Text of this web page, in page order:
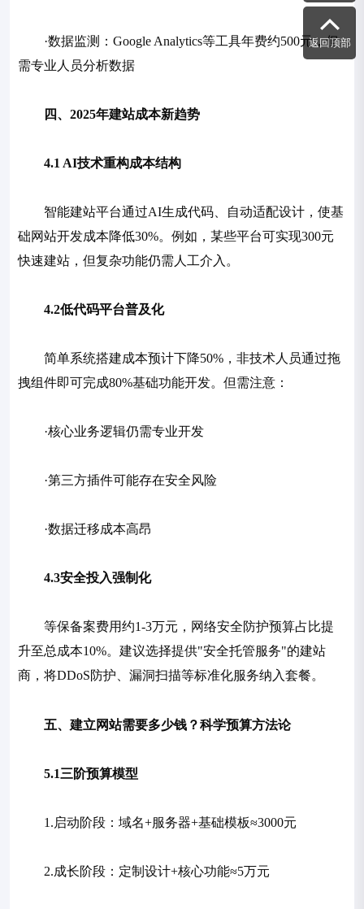
·数据监测：Google Analytics等工具年费约500元，但
需专业人员分析数据
四、2025年建站成本新趋势
4.1 AI技术重构成本结构
智能建站平台通过AI生成代码、自动适配设计，使基
础网站开发成本降低30%。例如，某些平台可实现300元
快速建站，但复杂功能仍需人工介入。
4.2低代码平台普及化
简单系统搭建成本预计下降50%，非技术人员通过拖
拽组件即可完成80%基础功能开发。但需注意：
·核心业务逻辑仍需专业开发
·第三方插件可能存在安全风险
·数据迁移成本高昂
4.3安全投入强制化
等保备案费用约1-3万元，网络安全防护预算占比提
升至总成本10%。建议选择提供"安全托管服务"的建站
商，将DDoS防护、漏洞扫描等标准化服务纳入套餐。
五、建立网站需要多少钱？科学预算方法论
5.1三阶预算模型
1.启动阶段：域名+服务器+基础模板≈3000元
2.成长阶段：定制设计+核心功能≈5万元
返回顶部